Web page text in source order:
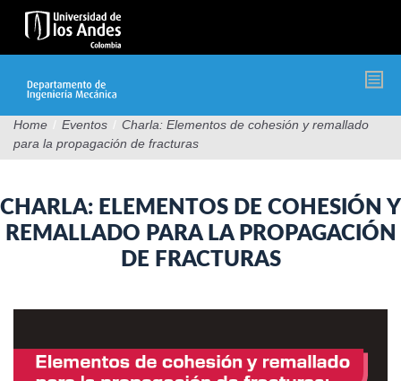
Pasar
contenido
Home / Eventos / Charla: Elementos de cohesión y remallado
para la propagación de fracturas
CHARLA: ELEMENTOS DE COHESIÓN Y
REMALLADO PARA LA PROPAGACIÓN
DE FRACTURAS